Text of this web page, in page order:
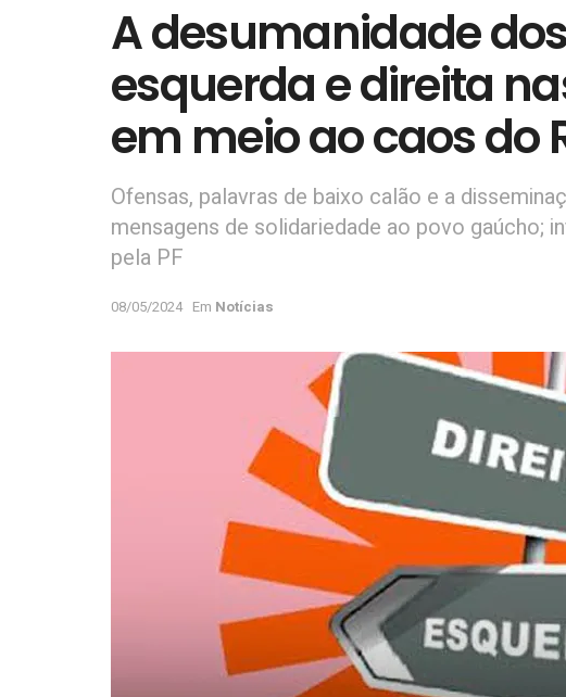
A desumanidade
esquerda e direita
em meio ao caos do
Ofensas, palavras de baixo calão e a
mensagens de solidariedade ao povo gaúcho;
pela PF
08/05/2024 Em Notícias